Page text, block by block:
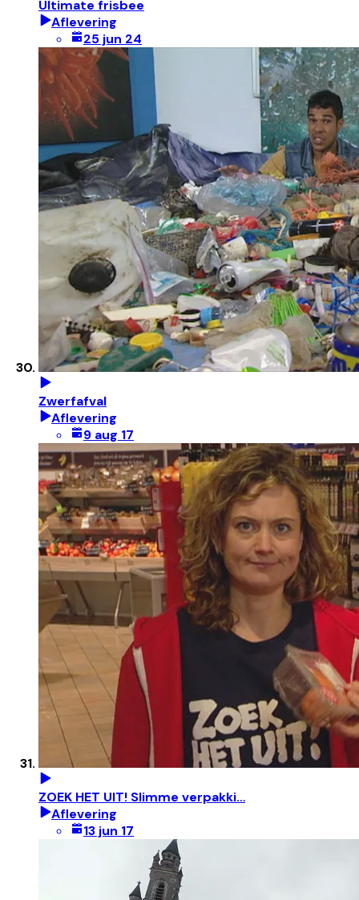
Ultimate frisbee
Aflevering
25 jun 24
Zwerfafval
Aflevering
9 aug 17
ZOEK HET UIT! Slimme verpakki…
Aflevering
13 jun 17